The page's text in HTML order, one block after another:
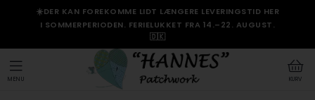
☀️DER KAN FOREKOMME LIDT LÆNGERE LEVERINGSTID HER
I SOMMERPERIODEN. FERIELUKKET FRA 14.–22. AUGUST.
🇩🇰
KURV
MENU